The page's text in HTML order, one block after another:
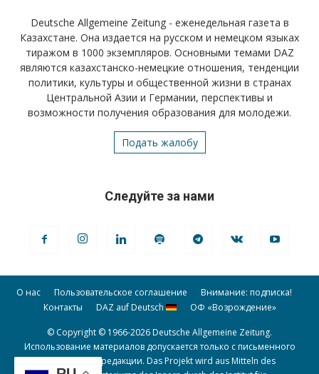
Deutsche Allgemeine Zeitung - еженедельная газета в
Казахстане. Она издается на русском и немецком языках
тиражом в 1000 экземпляров. Основными темами DAZ
являются казахстанско-немецкие отношения, тенденции
политики, культуры и общественной жизни в странах
Центральной Азии и Германии, перспективы и
возможности получения образования для молодежи.
Подать жалобу
Следуйте за нами
О нас Пользовательское соглашение
Внимание: подписка!
Контакты
DAZ auf Deutsch ОФ «Возрождение»
© Copyright © 1966-2026 Deutsche Allgemeine Zeitung.
Использование материалов допускается только с письменного
разрешения редакции. Das Projekt wird aus Mitteln des